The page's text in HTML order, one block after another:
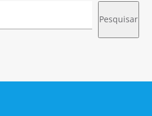
Pesquisar